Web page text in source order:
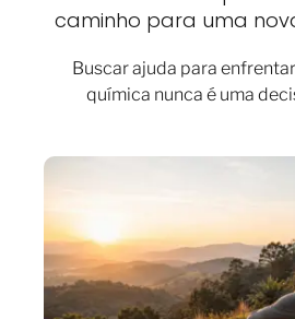
caminho para uma
Buscar ajuda para
química nunca é uma